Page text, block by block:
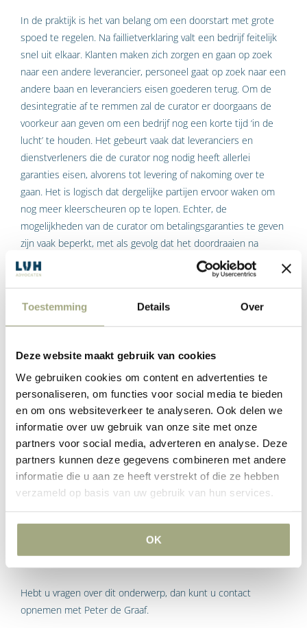
Toestemming Details Over
Deze website maakt gebruik van cookies
We gebruiken cookies om content en advertenties te
personaliseren, om functies voor social media te bieden
en om ons websiteverkeer te analyseren. Ook delen we
informatie over uw gebruik van onze site met onze
partners voor social media, adverteren en analyse. Deze
partners kunnen deze gegevens combineren met andere
informatie die u aan ze heeft verstrekt of die ze hebben
verzameld op basis van uw gebruik van hun services.
OK
In de praktijk is het van belang om een doorstart met grote
spoed te regelen. Na faillietverklaring valt een bedrijf feitelijk
snel uit elkaar. Klanten maken zich zorgen en gaan op zoek
naar een andere leverancier, personeel gaat op zoek naar een
andere baan en leveranciers eisen goederen terug. Om de
desintegratie af te remmen zal de curator er doorgaans de
voorkeur aan geven om een bedrijf nog een korte tijd ‘in de
lucht’ te houden. Het gebeurt vaak dat leveranciers en
dienstverleners die de curator nog nodig heeft allerlei
garanties eisen, alvorens tot levering of nakoming over te
gaan. Het is logisch dat dergelijke partijen ervoor waken om
nog meer kleerscheuren op te lopen. Echter, de
mogelijkheden van de curator om betalingsgaranties te geven
zijn vaak beperkt, met als gevolg dat het doordraaien na
faillissement maar kort kan duren. Tegelijkertijd treedt de
curator in onderhandeling met in het bedrijf geïnteresseerde
doorstartovereenkomst worden gesloten. De doorstarter is
een andere (rechts)persoon dan de gefailleerde. De schulden
wettelijke rangorde verdeeld worden onder de schuldeisers.
Het is goed dat het instrument van de doorstart bestaat. Een
positief effect is dat veel werkgelegenheid behouden kan
blijven en de schade voor klanten beperkt blijft. Economisch
gezien is het goed dat ‘verdiencapaciteit’ niet verloren gaat. Er
moet echter voor gewaakt worden dat een faillissement (en
doorstart) niet wordt misbruikt om personeel en schuldeisers
op een oneigenlijke manier te benadelen. Daarom is extra
waakzaamheid geboden als een aan failliet gelieerde partij
Hebt u vragen over dit onderwerp, dan kunt u contact
opnemen met Peter de Graaf.